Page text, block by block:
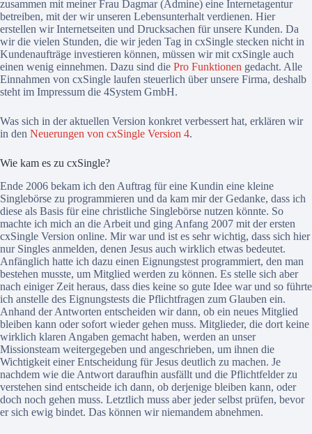
zusammen mit meiner Frau Dagmar (Admine) eine Internetagentur
betreiben, mit der wir unseren Lebensunterhalt verdienen. Hier
erstellen wir Internetseiten und Drucksachen für unsere Kunden. Da
wir die vielen Stunden, die wir jeden Tag in cxSingle stecken nicht in
Kundenaufträge investieren können, müssen wir mit cxSingle auch
einen wenig einnehmen. Dazu sind die Pro Funktionen gedacht. Alle
Einnahmen von cxSingle laufen steuerlich über unsere Firma, deshalb
steht im Impressum die 4System GmbH.
Was sich in der aktuellen Version konkret verbessert hat, erklären wir
in den Neuerungen von cxSingle Version 4.
Wie kam es zu cxSingle?
Ende 2006 bekam ich den Auftrag für eine Kundin eine kleine
Singlebörse zu programmieren und da kam mir der Gedanke, dass ich
diese als Basis für eine christliche Singlebörse nutzen könnte. So
machte ich mich an die Arbeit und ging Anfang 2007 mit der ersten
cxSingle Version online. Mir war und ist es sehr wichtig, dass sich hier
nur Singles anmelden, denen Jesus auch wirklich etwas bedeutet.
Anfänglich hatte ich dazu einen Eignungstest programmiert, den man
bestehen musste, um Mitglied werden zu können. Es stelle sich aber
nach einiger Zeit heraus, dass dies keine so gute Idee war und so führte
ich anstelle des Eignungstests die Pflichtfragen zum Glauben ein.
Anhand der Antworten entscheiden wir dann, ob ein neues Mitglied
bleiben kann oder sofort wieder gehen muss. Mitglieder, die dort keine
wirklich klaren Angaben gemacht haben, werden an unser
Missionsteam weitergegeben und angeschrieben, um ihnen die
Wichtigkeit einer Entscheidung für Jesus deutlich zu machen. Je
nachdem wie die Antwort daraufhin ausfällt und die Pflichtfelder zu
verstehen sind entscheide ich dann, ob derjenige bleiben kann, oder
doch noch gehen muss. Letztlich muss aber jeder selbst prüfen, bevor
er sich ewig bindet. Das können wir niemandem abnehmen.